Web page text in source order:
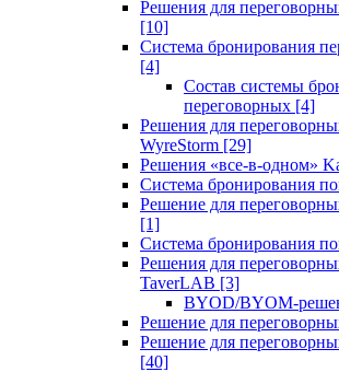
Решения для
[10]
Система бронирования
[4]
Состав системы
переговорных [4]
Решения для
WyreStorm [29]
Решения «все-в-одном»
Система бронирования
Решение для
[1]
Система бронирования
Решения для
TaverLAB [3]
BYOD/BYOM-
Решение для
Решение для
[40]